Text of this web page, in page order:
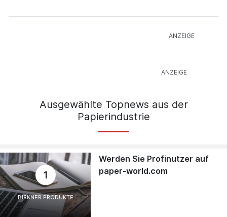
Ausgewählte Topnews aus der
Papierindustrie
1
BIRKNER PRODUKTE
Werden Sie Profinutzer auf
paper-world.com